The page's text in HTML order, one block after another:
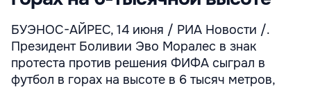
БУЭНОС-АЙРЕС, 14 июня / РИА Новости /.
Президент Боливии Эво Моралес в знак
протеста против решения ФИФА сыграл в
футбол в горах на высоте в 6 тысяч метров,